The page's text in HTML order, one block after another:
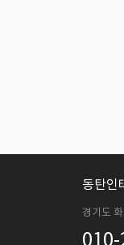
동탄인
경기도